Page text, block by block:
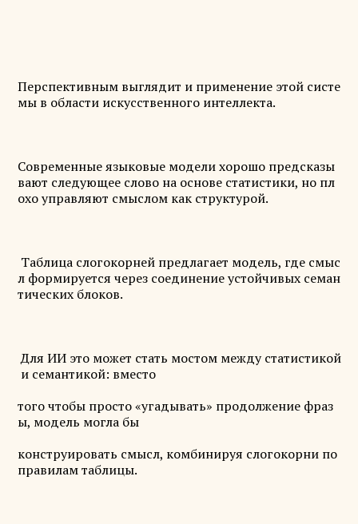
Перспективным выглядит и применение этой систе
мы в области искусственного интеллекта.
Современные языковые модели хорошо предсказы
вают следующее слово на основе статистики, но пл
охо управляют смыслом как структурой.
Таблица слогокорней предлагает модель, где смыс
л формируется через соединение устойчивых семан
тических блоков.
Для ИИ это может стать мостом между статистикой
и семантикой: вместо
того чтобы просто «угадывать» продолжение фраз
ы, модель могла бы
конструировать смысл, комбинируя слогокорни по
правилам таблицы.